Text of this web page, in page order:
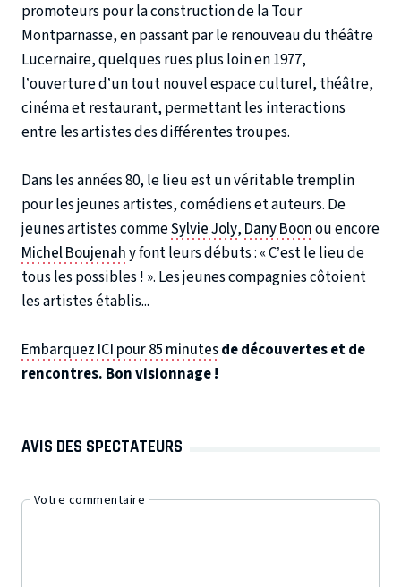
promoteurs pour la construction de la Tour
Montparnasse, en passant par le renouveau du théâtre
Lucernaire, quelques rues plus loin en 1977,
l’ouverture d’un tout nouvel espace culturel, théâtre,
cinéma et restaurant, permettant les interactions
entre les artistes des différentes troupes.
Dans les années 80, le lieu est un véritable tremplin
pour les jeunes artistes, comédiens et auteurs. De
jeunes artistes commeSylvie Joly, Dany Boonou encore
Michel Boujenahy font leurs débuts : « C’est le lieu de
tous les possibles ! ». Les jeunes compagnies côtoient
les artistes établis...
Embarquez ICI pour 85 minutesde découvertes et de
rencontres. Bon visionnage !
AVIS DES SPECTATEURS
Votre commentaire